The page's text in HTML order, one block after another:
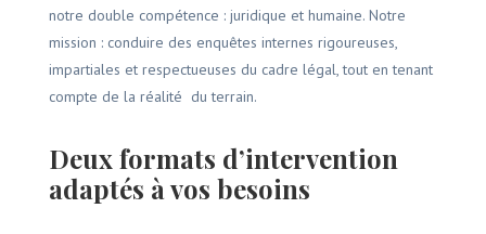
notre double compétence : juridique et humaine. Notre
mission : conduire des enquêtes internes rigoureuses,
impartiales et respectueuses du cadre légal, tout en tenant
compte de la réalité du terrain.
Deux formats d’intervention
adaptés à vos besoins